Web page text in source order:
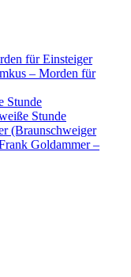
für Einsteiger
– Morden für
Stunde
Stunde
(Braunschweiger
Goldammer –